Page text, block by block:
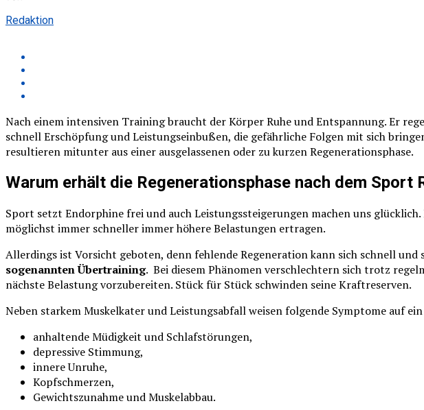
Redaktion
Nach einem intensiven Training braucht der Körper Ruhe und Entspannung. Er
schnell Erschöpfung und Leistungseinbußen, die gefährliche Folgen mit sich
resultieren mitunter aus einer ausgelassenen oder zu kurzen Regenerationsphase.
Warum erhält die Regenerationsphase nach dem Sport
Sport setzt Endorphine frei und auch Leistungssteigerungen machen uns
möglichst immer schneller immer höhere Belastungen ertragen.
Allerdings ist Vorsicht geboten, denn fehlende Regeneration kann sich schnell
sogenannten Übertraining. Bei diesem Phänomen verschlechtern sich trotz
nächste Belastung vorzubereiten. Stück für Stück schwinden seine Kraftreserven.
Neben starkem Muskelkater und Leistungsabfall weisen folgende Symptome auf
anhaltende Müdigkeit und Schlafstörungen,
depressive Stimmung,
innere Unruhe,
Kopfschmerzen,
Gewichtszunahme und Muskelabbau.